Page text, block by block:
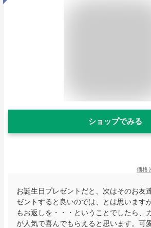
ショップでみる
価格
お誕生日プレゼントだと、次はそのお友
ゼントすると良いのでは、とは思います
もお返しを・・・ということでしたら、
が人気で喜んでもらえると思います。可